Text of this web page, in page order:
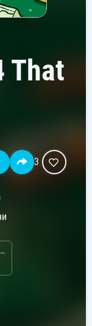
That
3
Латинская поп-музыка